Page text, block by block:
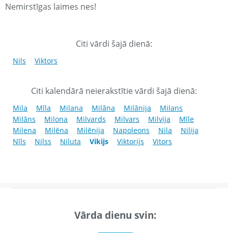
Nemirstīgas laimes nes!
Citi vārdi šajā dienā:
Nils Viktors
Citi kalendārā neierakstītie vārdi šajā dienā:
Mila Mīla Milana Milāna Milānija
Milans
Milāns
Milona Milvards Milvars Milvija
Mīle
Milena
Milēna Milēnija Napoleons Nila
Nilija
Nīls
Nilss Niluta Vikijs Viktorijs Vitors
Vārda dienu svin: